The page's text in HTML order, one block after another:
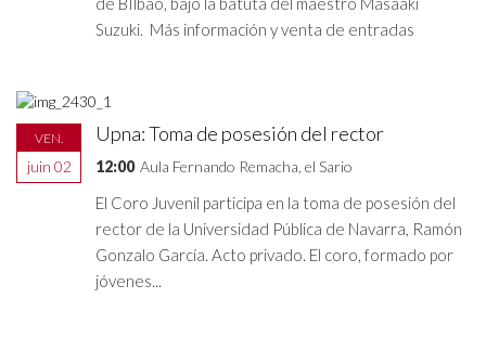
Suzuki. Más información y venta de entradas
VEN.
juin 02
Upna: Toma de posesión del rector
12:00 Aula Fernando Remacha, el Sario
El Coro Juvenil participa en la toma de posesión del
rector de la Universidad Pública de Navarra, Ramón
Gonzalo García. Acto privado. El coro, formado por
jóvenes...